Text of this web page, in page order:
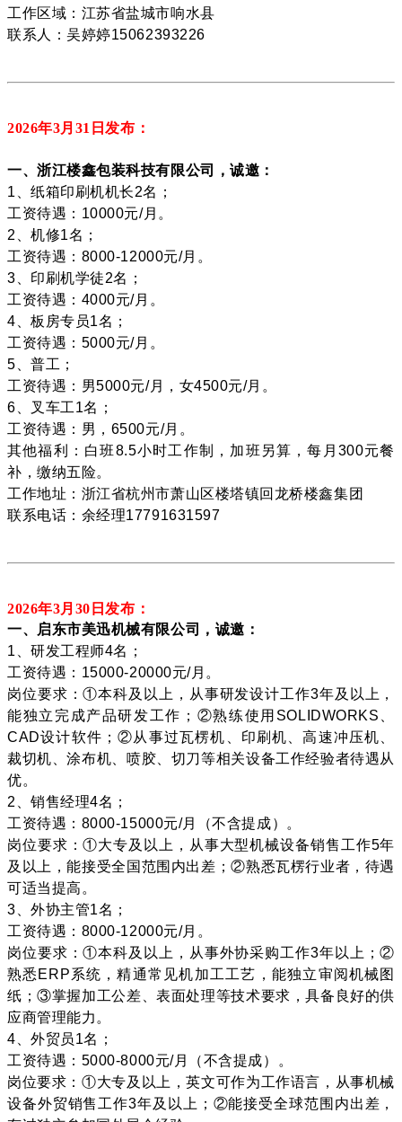
工作区域：江苏省盐城市响水县
联系人：吴婷婷15062393226
2026年3月31 日发布：
一、浙江楼鑫包装科技有限公司，诚邀：
1、纸箱印刷机机长2名；
工资待遇：10000元/月。
2、机修1名；
工资待遇：8000-12000元/月。
3、印刷机学徒2名；
工资待遇：4000元/月。
4、板房专员1名；
工资待遇：5000元/月。
5、普工；
工资待遇：男5000元/月，女4500元/月。
6、叉车工1名；
工资待遇：男，6500元/月。
其他福利：白班8.5小时工作制，加班另算，每月300元餐
补，缴纳五险。
工作地址：浙江省杭州市萧山区楼塔镇回龙桥楼鑫集团
联系电话：余经理17791631597
2026年3月30 日发布：
一、启东市美迅机械有限公司，诚邀：
1、研发工程师4名；
工资待遇：15000-20000元/月。
岗位要求：①本科及以上，从事研发设计工作3年及以上，
能独立完成产品研发工作；②熟练使用SOLIDWORKS、
CAD设计软件；②从事过瓦楞机、印刷机、高速冲压机、
裁切机、涂布机、喷胶、切刀等相关设备工作经验者待遇从
优。
2、销售经理4名；
工资待遇：8000-15000元/月（不含提成）。
岗位要求：①大专及以上，从事大型机械设备销售工作5年
及以上，能接受全国范围内出差；②熟悉瓦楞行业者，待遇
可适当提高。
3、外协主管1名；
工资待遇：8000-12000元/月。
岗位要求：①本科及以上，从事外协采购工作3年以上；②
熟悉ERP系统，精通常见机加工工艺，能独立审阅机械图
纸；③掌握加工公差、表面处理等技术要求，具备良好的供
应商管理能力。
4、外贸员1名；
工资待遇：5000-8000元/月（不含提成）。
岗位要求：①大专及以上，英文可作为工作语言，从事机械
设备外贸销售工作3年及以上；②能接受全球范围内出差，